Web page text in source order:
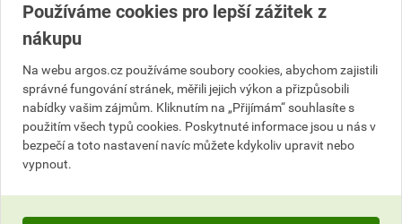
Katalogový kód: 5U1SV
Výrobky značky:
Popis
CIMCO 151624 Dávkovač mýdla 2 l
Používáme cookies pro lepší zážitek z
nákupu
Na webu argos.cz používáme soubory cookies, abychom zajistili
správné fungování stránek, měřili jejich výkon a přizpůsobili
nabídky vašim zájmům. Kliknutím na „Přijímám“ souhlasíte s
použitím všech typů cookies. Poskytnuté informace jsou u nás v
bezpečí a toto nastavení navíc můžete kdykoliv upravit nebo
vypnout.